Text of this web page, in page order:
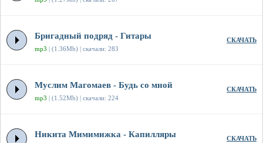
Бригадный подряд - Гитары
mp3 | (1.36Mb) | скачали: 283
СКАЧАТЬ
Муслим Магомаев - Будь со мной
mp3 | (1.52Mb) | скачали: 224
СКАЧАТЬ
Никита Мимимижка - Капилляры СКАЧАТЬ